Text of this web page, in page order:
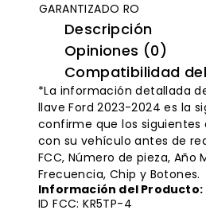
GARANTIZADO RO
Descripción
Opiniones (0)
Compatibilidad
*La información detallada
llave Ford 2023-2024 es la
confirme que los siguientes
con su vehículo antes de
FCC, Número de pieza, Año
Frecuencia, Chip y Botones.
Información del Producto:
ID FCC: KR5TP-4